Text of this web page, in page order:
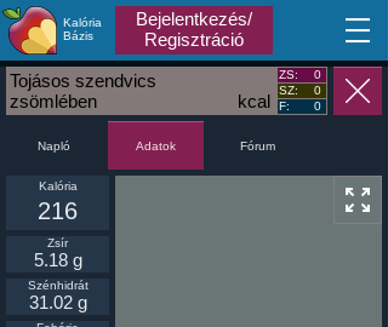
Kalória
Bázis
Bejelentkezés/
Regisztráció
MA
kcal
Tojásos szendvics
zsömlében
ZS:
0
SZ:
0
F:
0
Napló Adatok Fórum
Kalória
216
Zsír
5.18 g
Szénhidrát
31.02 g